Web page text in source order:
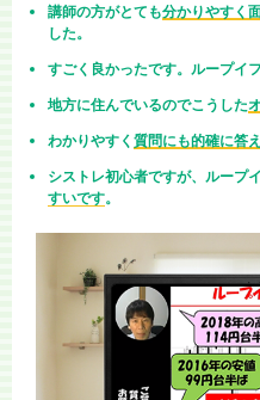
講師の方がとても分かりやすく
した。
すごく良かったです。ループイ
地方に住んでいるのでこうした
わかりやすく 質問にも的確に答
シストレ初心者ですが、ループ
すいです。